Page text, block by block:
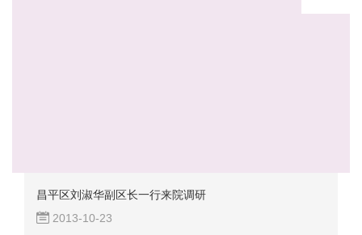
昌平区刘淑华副区长一行来院调研
2013-10-23